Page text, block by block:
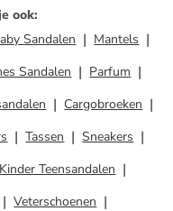
ook:
Sandalen
Mantels
Sandalen
Parfum
Cargobroeken
Tassen
Sneakers
Kinder Teensandalen
Veterschoenen